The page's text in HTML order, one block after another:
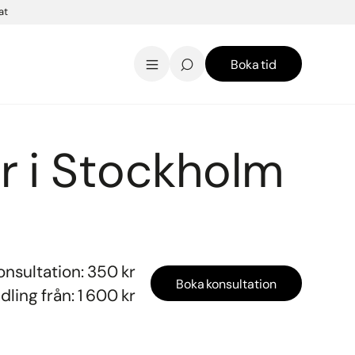
KontaktEnglish
Boka tid
i Stockholm
350 kr
från: 1 600 kr
Boka konsultation